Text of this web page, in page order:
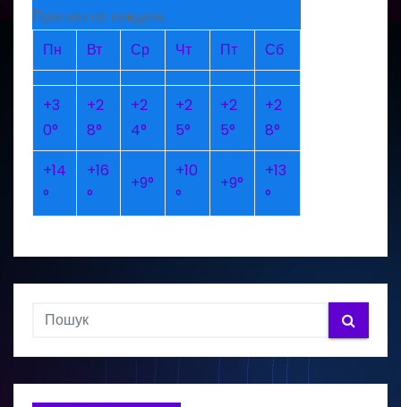
Прогноз на тиждень
Пн
Вт Ср Чт Пт Сб
+3
0°
+2
8°
+2
4°
+2
5°
+2
5°
+2
8°
+14
°
+16
°
+9°
+10
°
+9°
+13
°